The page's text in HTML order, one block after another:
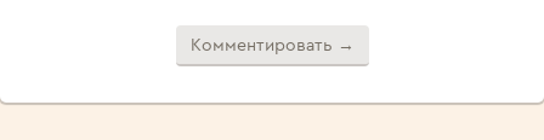
Комментировать →